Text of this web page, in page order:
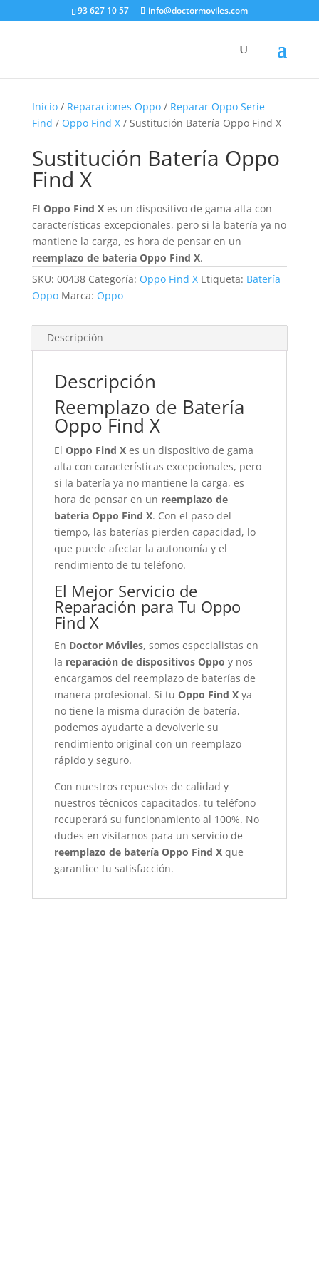
93 627 10 57 info@doctormoviles.com
Inicio/ Reparaciones Oppo/ Reparar Oppo Serie
Find / Oppo Find X/ Sustitución Batería Oppo Find X
Sustitución Batería Oppo
Find X
El Oppo Find Xes un dispositivo de gama alta con
características excepcionales, pero si la batería ya no
mantiene la carga, es hora de pensar en un
reemplazo de batería Oppo Find X.
SKU: 00438 Categoría: Oppo Find X Etiqueta: Batería
Oppo Marca: Oppo
Descripción
Descripción
Reemplazo de Batería
Oppo Find X
El Oppo Find Xes un dispositivo de gama
alta con características excepcionales, pero
si la batería ya no mantiene la carga, es
hora de pensar en un reemplazo de
batería Oppo Find X. Con el paso del
tiempo, las baterías pierden capacidad, lo
que puede afectar la autonomía y el
rendimiento de tu teléfono.
El Mejor Servicio de
Reparación para Tu Oppo
Find X
En Doctor Móviles, somos especialistas en
la reparación de dispositivos Oppo y nos
encargamos del reemplazo de baterías de
manera profesional. Si tu Oppo Find Xya
no tiene la misma duración de batería,
podemos ayudarte a devolverle su
rendimiento original con un reemplazo
rápido y seguro.
Con nuestros repuestos de calidad y
nuestros técnicos capacitados, tu teléfono
recuperará su funcionamiento al 100%. No
dudes en visitarnos para un servicio de
reemplazo de batería Oppo Find Xque
garantice tu satisfacción.